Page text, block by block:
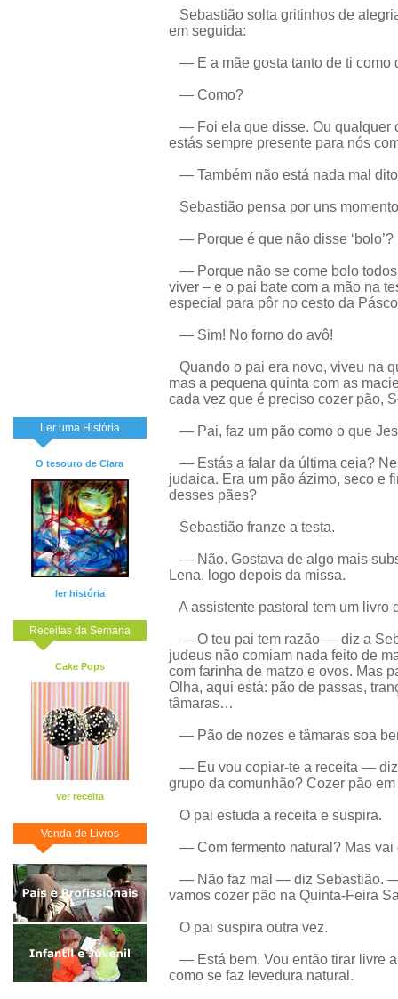
Ler uma História
O tesouro de Clara
ler história
Receitas da Semana
Cake Pops
ver receita
Venda de Livros
Sebastião solta gritinhos de
em seguida:
— E a mãe gosta tanto de ti como
— Como?
— Foi ela que disse. Ou qualquer
estás sempre presente para nós
— Também não está nada mal
Sebastião pensa por uns
— Porque é que não disse ‘bolo’?
— Porque não se come bolo
viver – e o pai bate com a mão na
especial para pôr no cesto da
— Sim! No forno do avô!
Quando o pai era novo, viveu na
mas a pequena quinta com as
cada vez que é preciso cozer pão,
— Pai, faz um pão como o que
— Estás a falar da última ceia?
judaica. Era um pão ázimo, seco e
desses pães?
Sebastião franze a testa.
— Não. Gostava de algo mais
Lena, logo depois da missa.
A assistente pastoral tem um livro
— O teu pai tem razão — diz a
judeus não comiam nada feito de
com farinha de matzo e ovos. Mas
Olha, aqui está: pão de passas,
tâmaras…
— Pão de nozes e tâmaras soa
— Eu vou copiar-te a receita —
grupo da comunhão? Cozer pão
O pai estuda a receita e suspira.
— Com fermento natural? Mas vai
— Não faz mal — diz Sebastião. —
vamos cozer pão na Quinta-Feira
O pai suspira outra vez.
— Está bem. Vou então tirar livre
como se faz levedura natural.